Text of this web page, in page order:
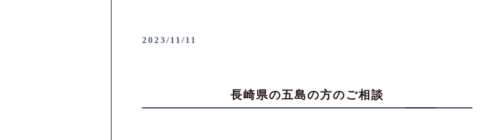
2023/11/11
長崎県の五島の方のご相談